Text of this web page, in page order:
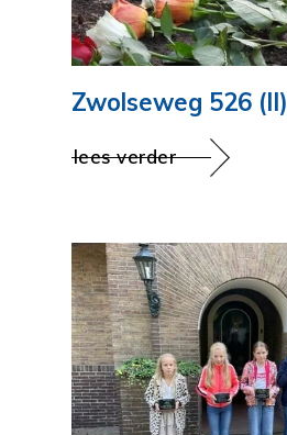
Zwolseweg 526 (II)
lees verder